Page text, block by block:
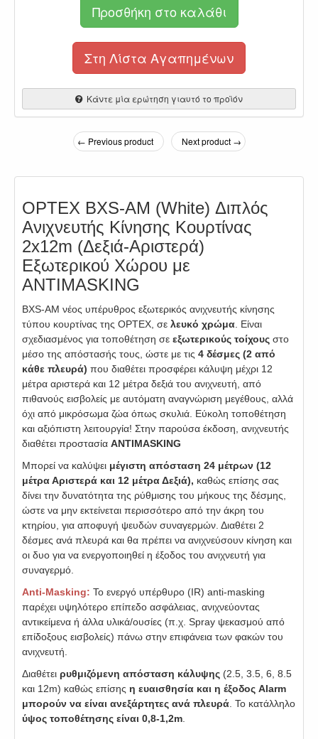
Προσθήκη στο καλάθι
Στη Λίστα Αγαπημένων
Κάντε μία ερώτηση γιαυτό το προϊόν
← Previous product Next product →
OPTEX BXS-AM (White) Διπλός
Ανιχνευτής Κίνησης Κουρτίνας
2x12m (Δεξιά-Αριστερά)
Εξωτερικού Χώρου με
ANTIMASKING
BXS-AM νέος υπέρυθρος εξωτερικός ανιχνευτής κίνησης
τύπου κουρτίνας της OPTEX, σε λευκό χρώμα . Είναι
σχεδιασμένος για τοποθέτηση σε εξωτερικούς τοίχους στο
μέσο της απόστασής τους, ώστε με τις 4 δέσμες (2 από
κάθε πλευρά) που διαθέτει προσφέρει κάλυψη μέχρι 12
μέτρα αριστερά και 12 μέτρα δεξιά του ανιχνευτή, από
πιθανούς εισβολείς με αυτόματη αναγνώριση μεγέθους, αλλά
όχι από μικρόσωμα ζώα όπως σκυλιά. Εύκολη τοποθέτηση
και αξιόπιστη λειτουργία! Στην παρούσα έκδοση, ανιχνευτής
διαθέτει προστασία ANTIMASKING
Μπορεί να καλύψει μέγιστη απόσταση 24 μέτρων (12
μέτρα Αριστερά και 12 μέτρα Δεξιά), καθώς επίσης σας
δίνει την δυνατότητα της ρύθμισης του μήκους της δέσμης,
ώστε να μην εκτείνεται περισσότερο από την άκρη του
κτηρίου, για αποφυγή ψευδών συναγερμών. Διαθέτει 2
δέσμες ανά πλευρά και θα πρέπει να ανιχνεύσουν κίνηση και
οι δυο για να ενεργοποιηθεί η έξοδος του ανιχνευτή για
συναγερμό.
Anti-Masking: Το ενεργό υπέρθυρο (IR) anti-masking
παρέχει υψηλότερο επίπεδο ασφάλειας, ανιχνεύοντας
αντικείμενα ή άλλα υλικά/ουσίες (π.χ. Spray ψεκασμού από
επίδοξους εισβολείς) πάνω στην επιφάνεια των φακών του
ανιχνευτή.
Διαθέτει ρυθμιζόμενη απόσταση κάλυψης (2.5, 3.5, 6, 8.5
και 12m) καθώς επίσης η ευαισθησία και η έξοδος Alarm
μπορούν να είναι ανεξάρτητες ανά πλευρά . Το κατάλληλο
ύψος τοποθέτησης είναι 0,8-1,2m